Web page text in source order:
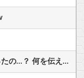
チェンソーマン2部のこのキャラ何だったの…？ 何を伝えたいキャラだったの…？